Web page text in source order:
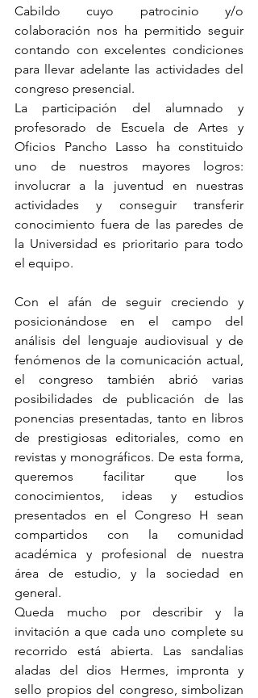
Cabildo cuyo patrocinio y/o
colaboración nos ha permitido seguir
contando con excelentes condiciones
para llevar adelante las actividades del
congreso presencial.
La participación del alumnado y
profesorado de Escuela de Artes y
Oficios Pancho Lasso ha constituido
uno de nuestros mayores logros:
involucrar a la juventud en nuestras
actividades y conseguir transferir
conocimiento fuera de las paredes de
la Universidad es prioritario para todo
el equipo.
Con el afán de seguir creciendo y
posicionándose en el campo del
análisis del lenguaje audiovisual y de
fenómenos de la comunicación actual,
el congreso también abrió varias
posibilidades de publicación de las
ponencias presentadas, tanto en libros
de prestigiosas editoriales, como en
revistas y monográficos. De esta forma,
queremos facilitar que los
conocimientos, ideas y estudios
presentados en el Congreso H sean
compartidos con la comunidad
académica y profesional de nuestra
área de estudio, y la sociedad en
general.
Queda mucho por describir y la
invitación a que cada uno complete su
recorrido está abierta. Las sandalias
aladas del dios Hermes, impronta y
sello propios del congreso, simbolizan